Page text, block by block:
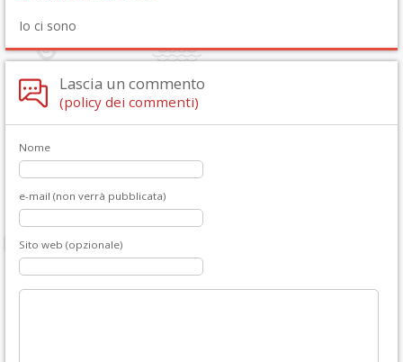
Io ci sono
Lascia un commento
(policy dei commenti)
Nome
e-mail (non verrà pubblicata)
Sito web (opzionale)